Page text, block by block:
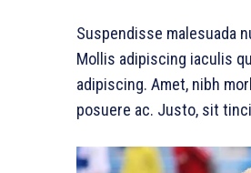
Suspendisse malesuada
Mollis adipiscing iaculis
adipiscing. Amet, nibh
posuere ac. Justo, sit